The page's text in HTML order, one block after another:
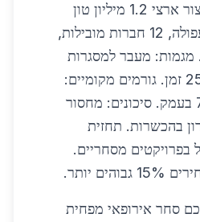
נתונים סטטיסטיים: ייצור ארצי 1.2 מיליון טון
פלדה, 15% בצפון. בעפולה, 12 חברות מובילות,
ב-70% שוק. מגמות: מעבר למסגרות
מודולריות, חיסכון 25% זמן. גורמים מקומיים:
צמיחה תעשייתית 7% בעמק. סיכונים: מחסור
בהכשרות. תחזית
30% גידול בפרויקטים מסחריים.
יותר.
סחר אירופאי מפחית